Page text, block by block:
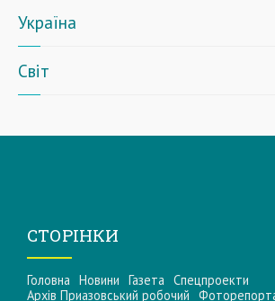
Україна
Світ
СТОРІНКИ
Головна Новини Газета Спецпроекти
Архів Приазовський робочий